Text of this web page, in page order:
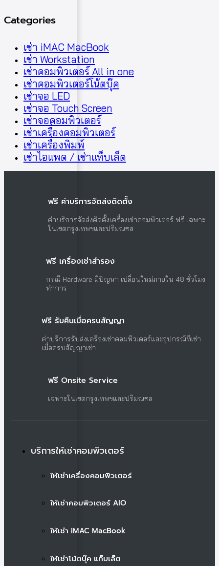
Categories
เช่า iMAC MacBook
เช่า Workstation
เช่าคอมพิวเตอร์ All in one
เช่าคอมพิวเตอร์โน้ตบุ๊ค
เช่าจอ LED
เช่าจอ Touch Screen
เช่าจอคอมพิวเตอร์
เช่าเครื่องคอมพิวเตอร์
เช่าเครื่องพิมพ์
เช่าไอแพด / เช่าแท็บเล็ต
ฟรี ค่าบริการจัดส่งติดตั้ง
ค่าบริการจัดส่งติดตั้งเครื่องเช่าคอมพิวเตอร์ ฟรี เฉพาะ
ในเขตกรุงเทพฯและปริมณฑล
ฟรี เครื่องเช่าสำรอง
กรณี Hardware มีปัญหา เปลี่ยนใหม่ภายใน 48 ชั่วโมง
ทำการ
ฟรี รับคืนเมื่อครบสัญญา
ค่าบริการรับส่งเครื่องเช่าคอมพิวเตอร์และอุปกรณ์ที่เช่า
เมื่อครบสัญญาเช่า
ฟรี Onsite Service
เฉพาะในเขตกรุงเทพฯและปริมณฑล
บริการให้เช่าคอมพิวเตอร์
ให้เช่าเครื่องคอมพิวเตอร์
ให้เช่าคอมพิวเตอร์ AIO
ให้เช่า iMAC MacBook
ให้เช่าโน้ตบุ๊ค แท็บเล็ต